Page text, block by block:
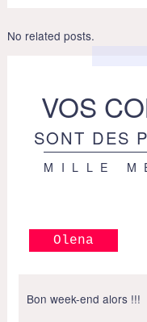
No related posts.
VOS
SONT DES
MILLE
Olena
Bon week-end alors !!!